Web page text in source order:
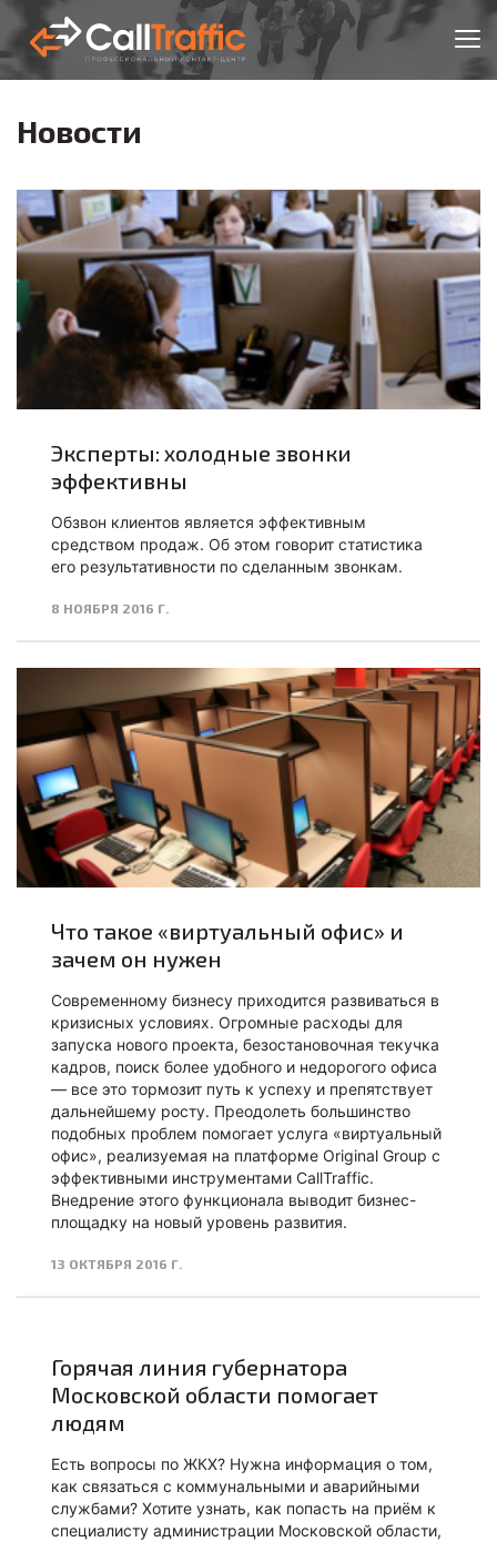
Новости
Эксперты: холодные звонки
эффективны
Обзвон клиентов является эффективным
средством продаж. Об этом говорит статистика
его результативности по сделанным звонкам.
8 НОЯБРЯ 2016 Г.
Что такое «виртуальный офис» и
зачем он нужен
Современному бизнесу приходится развиваться в
кризисных условиях. Огромные расходы для
запуска нового проекта, безостановочная текучка
кадров, поиск более удобного и недорогого офиса
— все это тормозит путь к успеху и препятствует
дальнейшему росту. Преодолеть большинство
подобных проблем помогает услуга «виртуальный
офис», реализуемая на платформе Original Group с
эффективными инструментами CallTraffic.
Внедрение этого функционала выводит бизнес-
площадку на новый уровень развития.
13 ОКТЯБРЯ 2016 Г.
Горячая линия губернатора
Московской области помогает
людям
Есть вопросы по ЖКХ? Нужна информация о том,
как связаться с коммунальными и аварийными
службами? Хотите узнать, как попасть на приём к
специалисту администрации Московской области,